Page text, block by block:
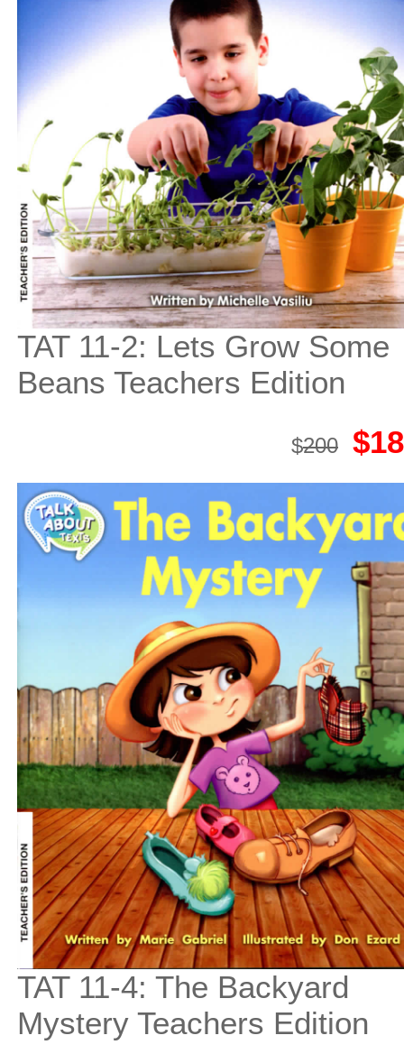
TAT 11-2: Lets Grow Some
Beans Teachers Edition
$200
TAT 11-4: The Backyard
Mystery Teachers Edition